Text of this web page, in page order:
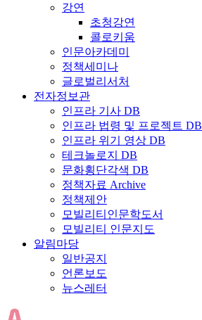
강연
초청강연
콜로키움
인문아카데미
정책세미나
글로벌리서처
전자정보관
인프라 기사 DB
인프라 법령 및 프로젝트 DB
인프라 위기 영상 DB
테크놀로지 DB
문화횡단각색 DB
정책자료 Archive
정책제안
모빌리티인문학도서
모빌리티 인문지도
알림마당
일반공지
언론보도
뉴스레터